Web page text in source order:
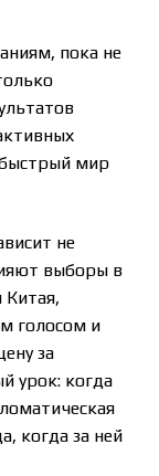
пока не
мир
не
выборы в
Китая,
голосом и
за
урок: когда
когда за ней